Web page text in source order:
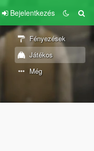
Bejelentkezés
Fényezések
Játékos
Még